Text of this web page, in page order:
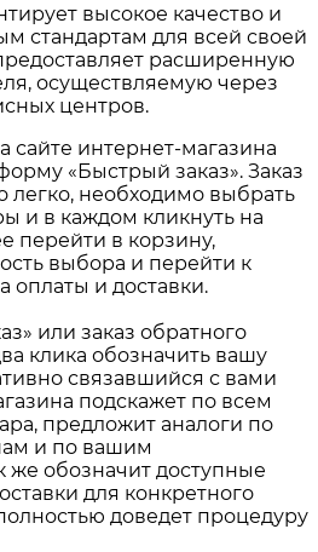
высокое качество и
стандартам для всей своей
расширенную
осуществляемую через
центров.
сайте интернет-магазина
«Быстрый заказ». Заказ
легко, необходимо выбрать
и в каждом кликнуть на
перейти в корзину,
выбора и перейти к
и доставки.
или заказ обратного
клика обозначить вашу
связавшийся с вами
подскажет по всем
предложит аналоги по
и по вашим
же обозначит доступные
для конкретного
доведет процедуру